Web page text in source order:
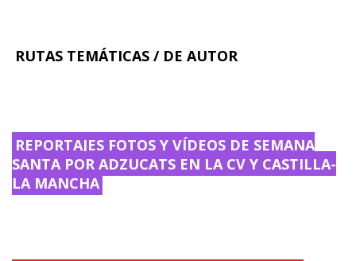
RUTAS TEMÁTICAS / DE AUTOR
REPORTAJES FOTOS Y VÍDEOS DE SEMANA
SANTA POR ADZUCATS EN LA CV Y CASTILLA-
LA MANCHA